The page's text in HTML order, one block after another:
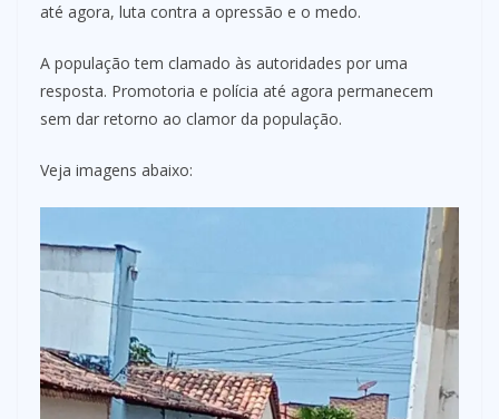
até agora, luta contra a opressão e o medo.
A população tem clamado às autoridades por uma
resposta. Promotoria e polícia até agora permanecem
sem dar retorno ao clamor da população.
Veja imagens abaixo: